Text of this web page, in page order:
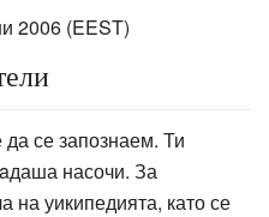
2006 (EEST)
се запознаем. Ти
насочи. За
на уикипедията, като се